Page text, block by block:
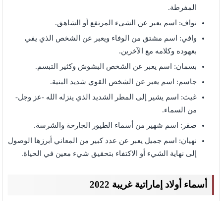
المفرطة.
نواف: اسم يعبر عن الشيء المرتفع أو الشاهق.
وافي: اسم مشتق من الوفاء ويعبر عن الشخص الذي يفي
بعهوده وكلامه مع الآخرين.
بسمان: اسم يعبر عن الشخص البشوش وكثير التبسم.
جاسم: اسم يعبر عن الشخص القوي شديد البنية.
غيث: اسم يشير إلى المطر الشديد الذي ينزله الله -عز وجل-
من السماء.
صقر: اسم شهير من أسماء الطيور الجارحة والشرسة.
نهيان: اسم جميل يعبر عن عدد كبير من المعاني أبرزها الوصول
إلى نهاية الشيء أو الاكتفاء بتحقيق شيء معين في الحياة.
أسماء أولاد إماراتية غريبة 2022